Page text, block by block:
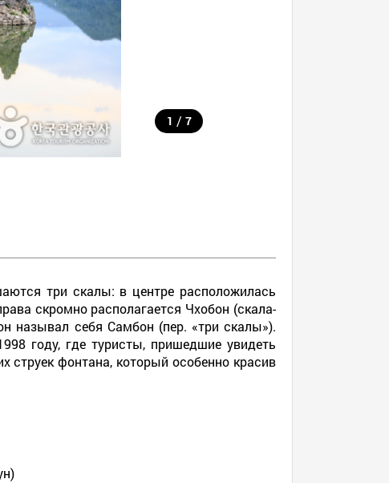
1 / 7
три скалы: в центре расположилась
скромно располагается Чхобон (скала-
себя Самбон (пер. «три скалы»).
году, где туристы, пришедшие увидеть
фонтана, который особенно красив